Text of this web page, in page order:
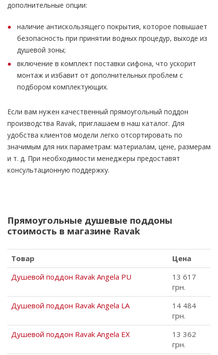
дополнительные опции:
наличие антискользящего покрытия, которое повышает
безопасность при принятии водных процедур, выходе из
душевой зоны;
включение в комплект поставки сифона, что ускорит
монтаж и избавит от дополнительных проблем с
подбором комплектующих.
Если вам нужен качественный прямоугольный поддон
производства Ravak, приглашаем в наш каталог. Для
удобства клиентов модели легко отсортировать по
значимым для них параметрам: материалам, цене, размерам
и т. д. При необходимости менеджеры предоставят
консультационную поддержку.
Прямоугольные душевые поддоны
стоимость в магазине Ravak
Товар
Цена
Душевой поддон Ravak Angela PU
13 617
грн.
Душевой поддон Ravak Angela LA
14 484
грн.
Душевой поддон Ravak Angela EX
13 362
грн.